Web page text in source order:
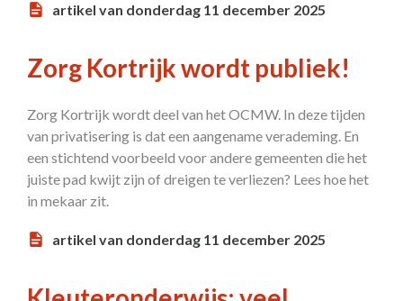
artikel van donderdag 11 december 2025
Zorg Kortrijk wordt publiek!
Zorg Kortrijk wordt deel van het OCMW. In deze tijden
van privatisering is dat een aangename verademing. En
een stichtend voorbeeld voor andere gemeenten die het
juiste pad kwijt zijn of dreigen te verliezen? Lees hoe het
in mekaar zit.
artikel van donderdag 11 december 2025